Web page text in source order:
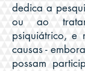
dedica a
ou ao
psiquiátrico, e
causas -
possam